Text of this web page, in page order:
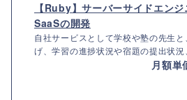
【Ruby】サーバーサイドエン
SaaSの開発
自社サービスとして学校や塾の先生
げ、学習の進捗状況や宿題の提出状
月額単